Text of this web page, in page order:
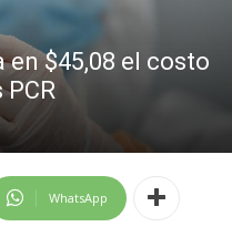
$45,08 el costo
WhatsApp